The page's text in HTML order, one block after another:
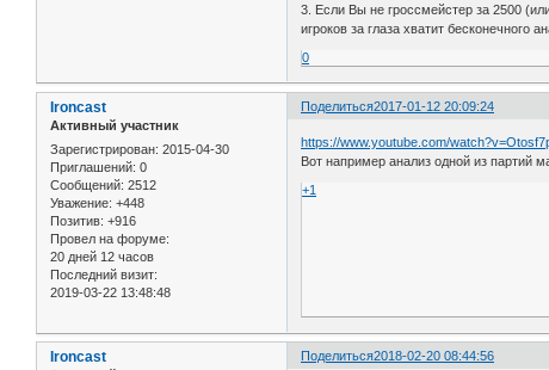
3. Если Вы не гроссмейстер за 2500
игроков за глаза хватит бесконечного
0
Поделиться2017-01-12 20:09:24
Ironcast
Активный участник
Зарегистрирован: 2015-04-30
Приглашений: 0
Сообщений: 2512
Уважение: +448
Позитив: +916
Провел на форуме:
20 дней 12 часов
Последний визит:
2019-03-22 13:48:48
https://www.youtube.com/
Вот например анализ одной из партий
+1
Поделиться2018-02-20 08:44:56
Ironcast